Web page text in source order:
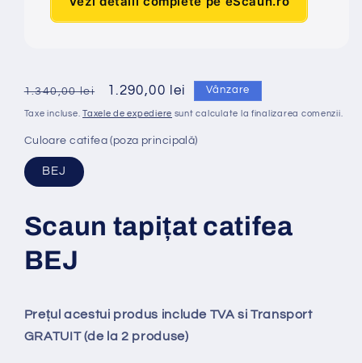
Preț
obișnuit
1.340,00 lei
Preț
redus
1.290,00 lei Vânzare
Taxe incluse.Taxele de expediere sunt calculate la finalizarea comenzii.
Culoare catifea (poza principală)
BEJ
Scaun tapițat catifea
BEJ
Prețul acestui produs include TVA si Transport
GRATUIT (de la 2 produse)